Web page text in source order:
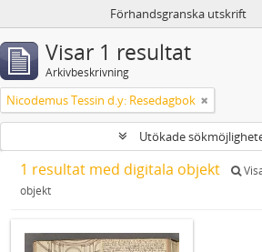
Förhandsgranska utskrift
Visar 1 resultat
Arkivbeskrivning
Nicodemus Tessin d.y: Resedagbok
Utökade
1 resultat med digitala objekt
objekt